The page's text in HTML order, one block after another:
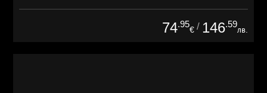
74.95
€ / 146.59
лв.